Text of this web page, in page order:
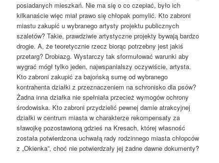
posiadanych mieszkań. Nie ma się o co czepiać, było ich
kilkanaście więc miał prawo się chłopak pomylić. Kto zabroni
miastu zakupić u wybranego artysty projektu publicznych
szaletów? Takie, prawdziwie artystyczne projekty bywają bardzo
drogie. A, że teoretycznie rzecz biorąc potrzebny jest jakiś
przetarg? Drobiazg. Wystarczy tak sformułować warunki aby
wygrać mógł tylko jeden, najwspanialszy oczywiście, artysta.
Kto zabroni zakupić za bajońską sumę od wybranego
kontrahenta działki z przeznaczeniem na schronisko dla psów?
Żadna inna działka nie spełniała przecież wymogów ochrony
środowiska. Kto zabroni przydzielić pewnej damie atrakcyjnej
działki w centrum miasta w charakterze rekompensaty za
sławojkę pozostawioną gdzieś na Kresach, której własność
została potwierdzona uchwałą rady rodzinnego miasta chłopców
z „Okienka”, choć nie potwierdzały jej żadne dawne dokumenty?